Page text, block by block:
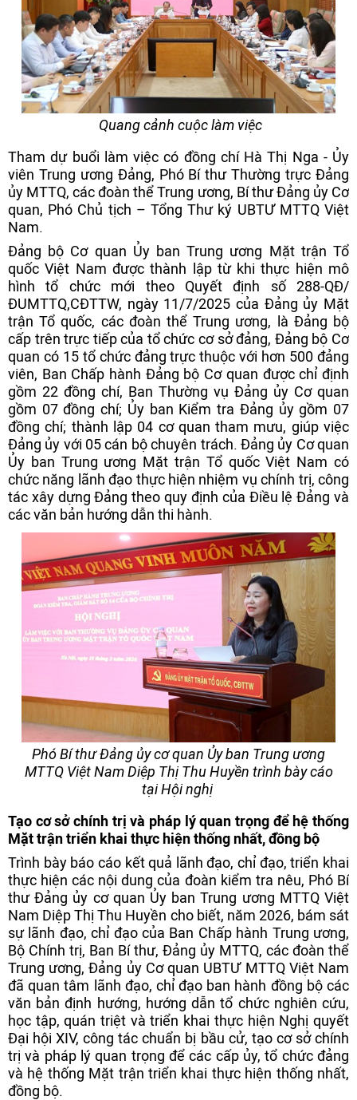
Quang cảnh cuộc làm việc
Tham dự buổi làm việc có đồng chí Hà Thị Nga - Ủy
viên Trung ương Đảng, Phó Bí thư Thường trực Đảng
ủy MTTQ, các đoàn thể Trung ương, Bí thư Đảng ủy Cơ
quan, Phó Chủ tịch – Tổng Thư ký UBTƯ MTTQ Việt
Nam.
Đảng bộ Cơ quan Ủy ban Trung ương Mặt trận Tổ
quốc Việt Nam được thành lập từ khi thực hiện mô
hình tổ chức mới theo Quyết định số 288-QĐ/
ĐUMTTQ,CĐTTW, ngày 11/7/2025 của Đảng ủy Mặt
trận Tổ quốc, các đoàn thể Trung ương, là Đảng bộ
cấp trên trực tiếp của tổ chức cơ sở đảng, Đảng bộ Cơ
quan có 15 tổ chức đảng trực thuộc với hơn 500 đảng
viên, Ban Chấp hành Đảng bộ Cơ quan được chỉ định
gồm 22 đồng chí, Ban Thường vụ Đảng ủy Cơ quan
gồm 07 đồng chí; Ủy ban Kiểm tra Đảng ủy gồm 07
đồng chí; thành lập 04 cơ quan tham mưu, giúp việc
Đảng ủy với 05 cán bộ chuyên trách. Đảng ủy Cơ quan
Ủy ban Trung ương Mặt trận Tổ quốc Việt Nam có
chức năng lãnh đạo thực hiện nhiệm vụ chính trị, công
tác xây dựng Đảng theo quy định của Điều lệ Đảng và
các văn bản hướng dẫn thi hành.
Phó Bí thư Đảng ủy cơ quan Ủy ban Trung ương
MTTQ Việt Nam Diệp Thị Thu Huyền trình bày cáo
tại Hội nghị
Tạo cơ sở chính trị và pháp lý quan trọng để hệ thống
Mặt trận triển khai thực hiện thống nhất, đồng bộ
Trình bày báo cáo kết quả lãnh đạo, chỉ đạo, triển khai
thực hiện các nội dung của đoàn kiểm tra nêu, Phó Bí
thư Đảng ủy cơ quan Ủy ban Trung ương MTTQ Việt
Nam Diệp Thị Thu Huyền cho biết, năm 2026, bám sát
sự lãnh đạo, chỉ đạo của Ban Chấp hành Trung ương,
Bộ Chính trị, Ban Bí thư, Đảng ủy MTTQ, các đoàn thể
Trung ương, Đảng ủy Cơ quan UBTƯ MTTQ Việt Nam
đã quan tâm lãnh đạo, chỉ đạo ban hành đồng bộ các
văn bản định hướng, hướng dẫn tổ chức nghiên cứu,
học tập, quán triệt và triển khai thực hiện Nghị quyết
Đại hội XIV, công tác chuẩn bị bầu cử, tạo cơ sở chính
trị và pháp lý quan trọng để các cấp ủy, tổ chức đảng
và hệ thống Mặt trận triển khai thực hiện thống nhất,
đồng bộ.